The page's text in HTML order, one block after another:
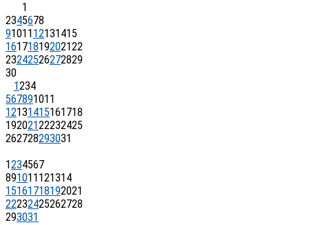
1
2345678
91011 12131415
16171819202122
23242526272829
30
1234
567891011
12131415161718
19202122232425
262728293031
1234567
891011 121314
15161718192021
22232425262728
293031